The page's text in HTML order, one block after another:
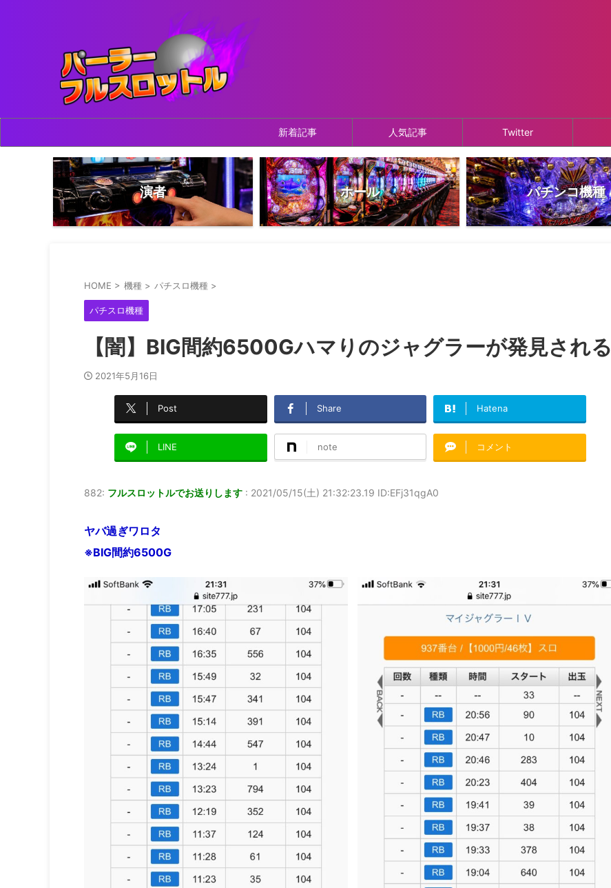
新着記事 人気記事 Twitter
演者 ホール パチンコ機種
HOME > 機種 > パチスロ機種 >
パチスロ機種
【闇】BIG間約6500Gハマりのジャグラーが発見される
2021年5月16日
Post Share Hatena
LINE note コメント
882: フルスロットルでお送りします : 2021/05/15(土) 21:32:23.19 ID:EFj31qgA0
ヤバ過ぎワロタ
※BIG間約6500G